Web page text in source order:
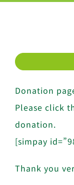
Donation
Please click
donation.
[simpay
Thank you